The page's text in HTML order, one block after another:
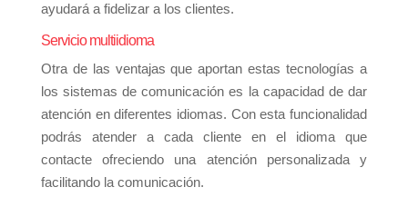
ayudará a fidelizar a los clientes.
Servicio multiidioma
Otra de las ventajas que aportan estas tecnologías a
los sistemas de comunicación es la capacidad de dar
atención en diferentes idiomas. Con esta funcionalidad
podrás atender a cada cliente en el idioma que
contacte ofreciendo una atención personalizada y
facilitando la comunicación.